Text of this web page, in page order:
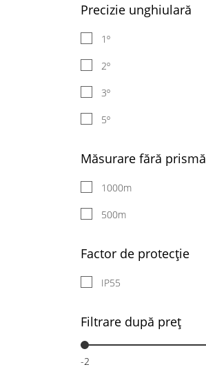
Precizie unghiulară
1º
2º
3º
5º
Măsurare fără prismă
1000m
500m
Factor de protecție
IP55
Filtrare după preț
-2